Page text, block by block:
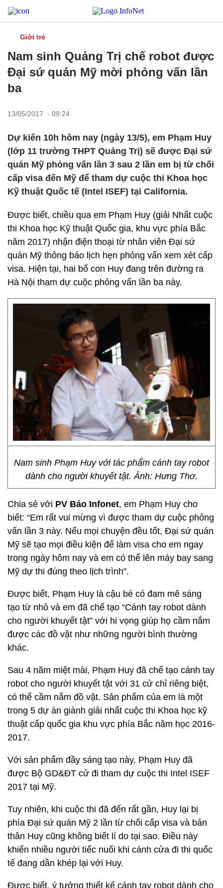
Giới trẻ
Nam sinh Quảng Trị chế robot được
Đại sứ quán Mỹ mời phỏng vấn lần
ba
13/05/2017 - 09:24
Dự kiến 10h hôm nay (ngày 13/5), em Phạm Huy
(lớp 11 trường THPT Quảng Trị) sẽ được Đại sứ
quán Mỹ phỏng vấn lần 3 sau 2 lần em bị từ chối
cấp visa đến Mỹ để tham dự cuộc thi Khoa học
Kỹ thuật Quốc tế (Intel ISEF) tại California.
Được biết, chiều qua em Phạm Huy (giải Nhất cuộc
thi Khoa học Kỹ thuật Quốc gia, khu vực phía Bắc
năm 2017) nhận điện thoại từ nhân viên Đại sứ
quán Mỹ thông báo lịch hẹn phỏng vấn xem xét cấp
visa. Hiện tại, hai bố con Huy đang trên đường ra
Hà Nội tham dự cuộc phỏng vấn lần ba này.
Nam sinh Phạm Huy với tác phẩm cánh tay robot
dành cho người khuyết tật. Ảnh: Hưng Thơ.
Chia sẻ với PV Báo Infonet, em Phạm Huy cho
biết: “Em rất vui mừng vì được tham dự cuộc phỏng
vấn lần 3 này. Nếu mọi chuyện đều tốt, Đại sứ quán
Mỹ sẽ tạo mọi điều kiện để làm visa cho em ngay
trong ngày hôm nay và em có thể lên máy bay sang
Mỹ dự thi đúng theo lịch trình”.
Được biết, Phạm Huy là cậu bé có đam mê sáng
tạo từ nhỏ và em đã chế tạo “Cánh tay robot dành
cho người khuyết tật” với hi vọng giúp họ cầm nắm
được các đồ vật như những người bình thường
khác.
Sau 4 năm miệt mài, Phạm Huy đã chế tạo cánh tay
robot cho người khuyết tật với 31 cử chỉ riêng biệt,
có thể cầm nắm đồ vật. Sản phẩm của em là một
trong 5 dự án giành giải nhất cuộc thi Khoa học kỹ
thuật cấp quốc gia khu vực phía Bắc năm học 2016-
2017.
Với sản phẩm đầy sáng tạo này, Phạm Huy đã
được Bộ GD&ĐT cử đi tham dự cuộc thi Intel ISEF
2017 tại Mỹ.
Tuy nhiên, khi cuộc thi đã đến rất gần, Huy lại bị
phía Đại sứ quán Mỹ 2 lần từ chối cấp visa và bản
thân Huy cũng không biết lí do tại sao. Điều này
khiến nhiều người tiếc nuối khi cánh cửa đi thi quốc
tế đang dần khép lại với Huy.
Được biết, ý tưởng thiết kế cánh tay robot dành cho